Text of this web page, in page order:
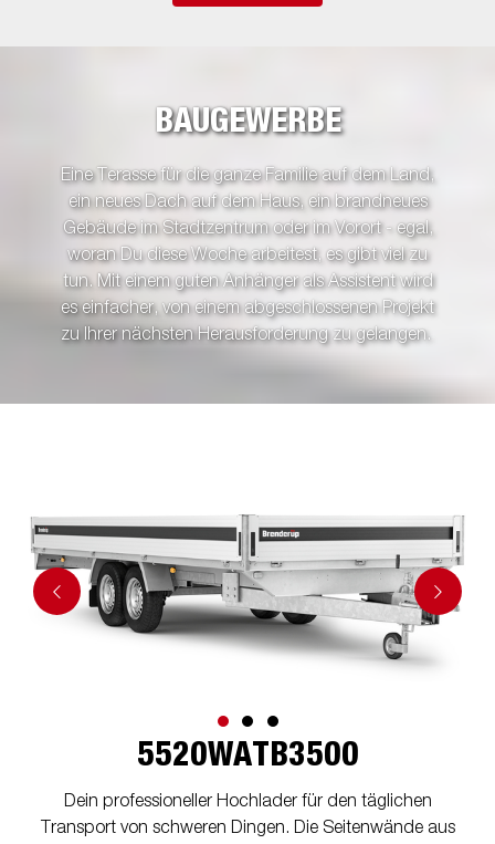
BAUGEWERBE
Eine Terasse für die ganze Familie auf dem Land,
ein neues Dach auf dem Haus, ein brandneues
Gebäude im Stadtzentrum oder im Vorort - egal,
woran Du diese Woche arbeitest, es gibt viel zu
tun. Mit einem guten Anhänger als Assistent wird
es einfacher, von einem abgeschlossenen Projekt
zu Ihrer nächsten Herausforderung zu gelangen.
5520WATB3500
Dein professioneller Hochlader für den täglichen
Transport von schweren Dingen. Die Seitenwände aus